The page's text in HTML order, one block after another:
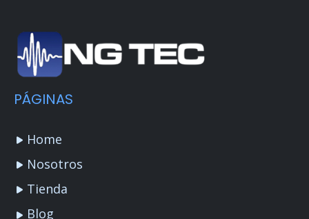
PÁGINAS
Home
Nosotros
Tienda
Blog